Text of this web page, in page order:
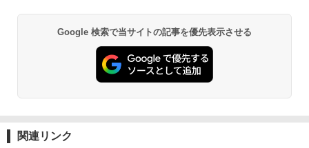
Google 検索で当サイトの記事を優先表示させる
関連リンク